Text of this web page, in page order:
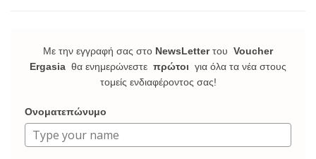
Με την εγγραφή σας στο NewsLetterτου Voucher
Ergasia θα ενημερώνεστε πρώτοι για όλα τα νέα στους
τομείς ενδιαφέροντος σας!
Ονοματεπώνυμο